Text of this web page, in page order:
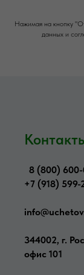
Нажимая на кнопку
данных и
8 (800)
+7 (918) 599-
344002, г.
офис 101